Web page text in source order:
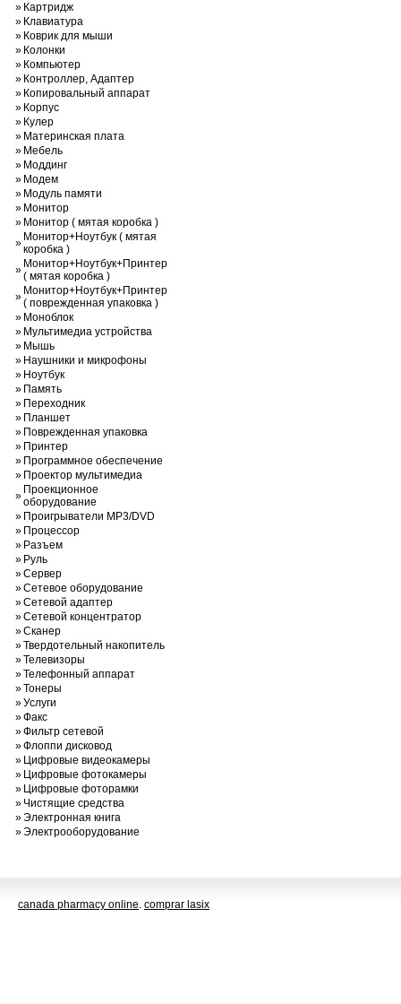
» Картридж
» Клавиатура
» Коврик для мыши
» Колонки
» Компьютер
» Контроллер, Адаптер
» Копировальный аппарат
» Корпус
» Кулер
» Материнская плата
» Мебель
» Моддинг
» Модем
» Модуль памяти
» Монитор
» Монитор ( мятая коробка )
» Монитор+Ноутбук ( мятая
коробка )
» Монитор+Ноутбук+Принтер
( мятая коробка )
» Монитор+Ноутбук+Принтер
( поврежденная упаковка )
» Моноблок
» Мультимедиа устройства
» Мышь
» Наушники и микрофоны
» Ноутбук
» Память
» Переходник
» Планшет
» Поврежденная упаковка
» Принтер
» Программное обеспечение
» Проектор мультимедиа
» Проекционное
оборудование
» Проигрыватели MP3/DVD
» Процессор
» Разъем
» Руль
»Сервер
»Сетевое оборудование
»Сетевой адаптер
»Сетевой концентратор
»Сканер
»Твердотельный накопитель
»Телевизоры
»Телефонный аппарат
»Тонеры
»Услуги
»Факс
»Фильтр сетевой
»Флоппи дисковод
» Цифровые видеокамеры
» Цифровые фотокамеры
» Цифровые фоторамки
» Чистящие средства
»Электронная книга
»Электрооборудование
canada pharmacy online. comprar lasix